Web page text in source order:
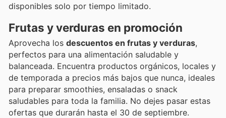
disponibles solo por tiempo limitado.
Frutas y verduras en promoción
Aprovecha los descuentos en frutas y verduras,
perfectos para una alimentación saludable y
balanceada. Encuentra productos orgánicos, locales y
de temporada a precios más bajos que nunca, ideales
para preparar smoothies, ensaladas o snack
saludables para toda la familia. No dejes pasar estas
ofertas que durarán hasta el 30 de septiembre.